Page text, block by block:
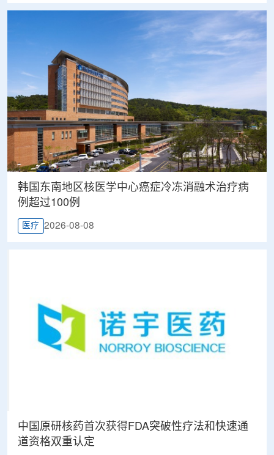
韩国东南地区核医学中心癌症冷冻消融术治疗病
例超过100例
医疗 2026-08-08
中国原研核药首次获得FDA突破性疗法和快速通
道资格双重认定